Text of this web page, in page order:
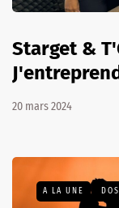
Starget &
20 mars 2024
A LA UNE